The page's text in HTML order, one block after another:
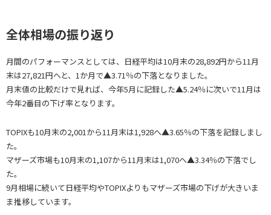
全体相場の振り返り
月間のパフォーマンスとしては、日経平均は10月末の28,892円から11月
末は27,821円へと、1か月で▲3.71％の下落となりました。
月末値の比較だけで見れば、今年5月に記録した▲5.24％に次いで11月は
今年2番目の下げ率となります。
TOPIXも10月末の2,001から11月末は1,928へ▲3.65％の下落を記録しまし
た。
マザーズ市場も10月末の1,107から11月末は1,070へ▲3.34％の下落でし
た。
9月相場に続いて日経平均やTOPIXよりもマザーズ市場の下げが大きいま
ま推移しています。